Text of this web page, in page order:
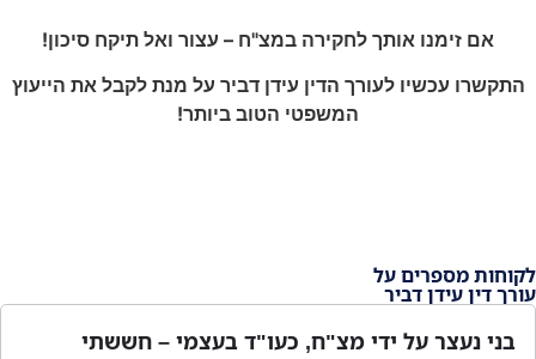
עצור ואל תיקח סיכון!
על מנת לקבל את הייעוץ
בעצמי – חששתי
עריק שנמנע מכתב אישום